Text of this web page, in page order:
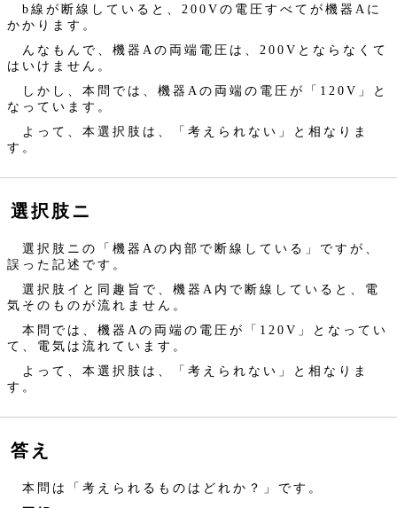
b線が断線していると、200Vの電圧すべてが機器Aに
かかります。
んなもんで、機器Aの両端電圧は、200Vとならなくて
はいけません。
しかし、本問では、機器Aの両端の電圧が「120V」と
なっています。
よって、本選択肢は、「考えられない」と相なりま
す。
選択肢ニ
選択肢ニの「機器Aの内部で断線している」ですが、
誤った記述です。
選択肢イと同趣旨で、機器A内で断線していると、電
気そのものが流れません。
本問では、機器Aの両端の電圧が「120V」となってい
て、電気は流れています。
よって、本選択肢は、「考えられない」と相なりま
す。
答え
本問は「考えられるものはどれか？」です。